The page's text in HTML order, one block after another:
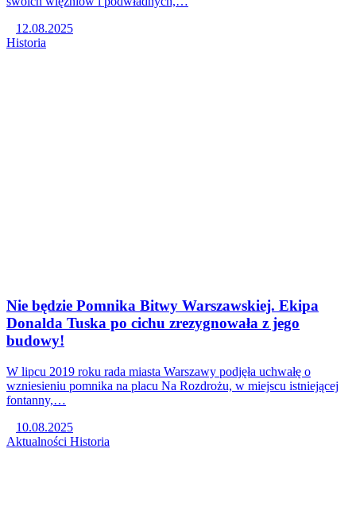
12.08.2025
Historia
Nie będzie Pomnika Bitwy Warszawskiej. Ekipa
Donalda Tuska po cichu zrezygnowała z jego
budowy!
W lipcu 2019 roku rada miasta Warszawy podjęła uchwałę o
wzniesieniu pomnika na placu Na Rozdrożu, w miejscu istniejącej
fontanny,…
10.08.2025
Aktualności Historia